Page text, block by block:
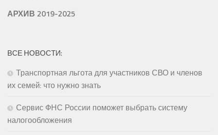
АРХИВ 2019-2025
ВСЕ НОВОСТИ:
Транспортная льгота для участников СВО и членов
их семей: что нужно знать
Сервис ФНС России поможет выбрать систему
налогообложения